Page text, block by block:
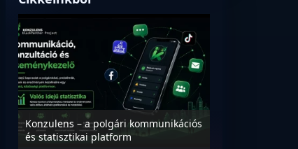
Konzulens – a polgári kommunikációs
és statisztikai platform